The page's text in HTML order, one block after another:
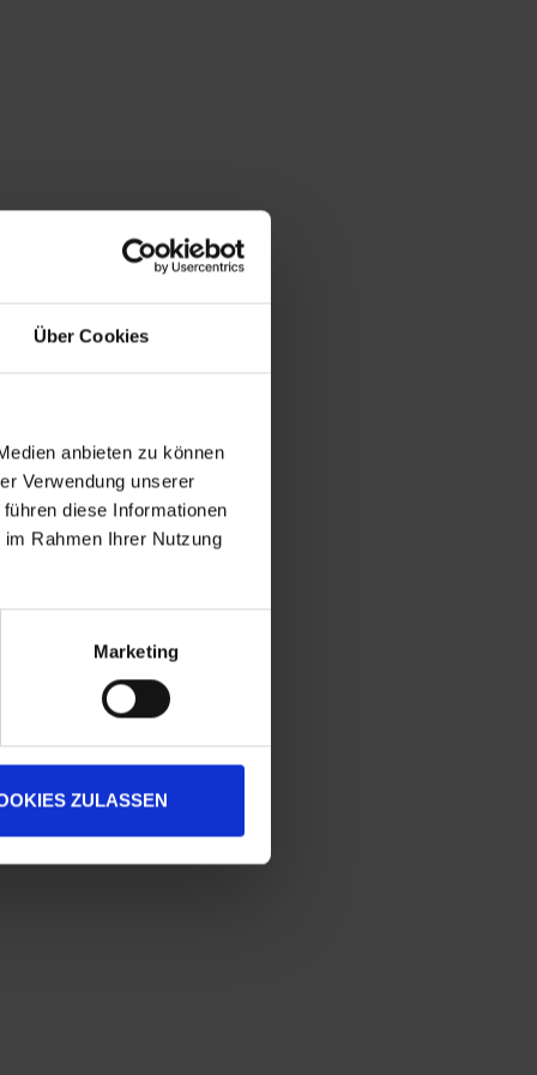
Über Cookies
anbieten zu können
Verwendung unserer
diese Informationen
Rahmen Ihrer Nutzung
Marketing
ZULASSEN